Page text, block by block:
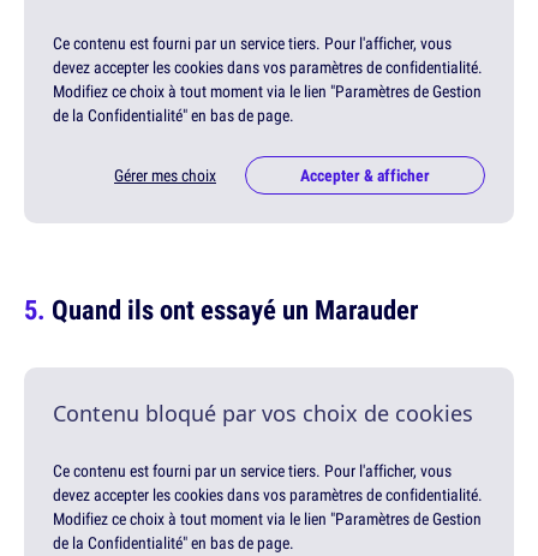
Ce contenu est fourni par un service tiers. Pour l'afficher, vous
devez accepter les cookies dans vos paramètres de confidentialité.
Modifiez ce choix à tout moment via le lien "Paramètres de Gestion
de la Confidentialité" en bas de page.
Gérer mes choix Accepter & afficher
Quand ils ont essayé un Marauder
Contenu bloqué par vos choix de cookies
Ce contenu est fourni par un service tiers. Pour l'afficher, vous
devez accepter les cookies dans vos paramètres de confidentialité.
Modifiez ce choix à tout moment via le lien "Paramètres de Gestion
de la Confidentialité" en bas de page.